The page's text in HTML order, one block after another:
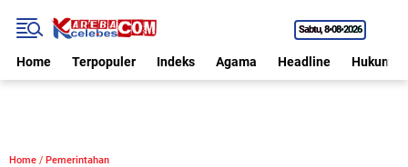
Sabtu 8•08•2026
Home Terpopuler Indeks Agama Headline Hukum
Home / Pemerintahan